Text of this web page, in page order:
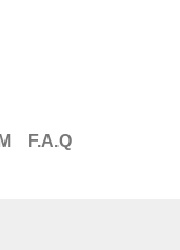
F.A.Q